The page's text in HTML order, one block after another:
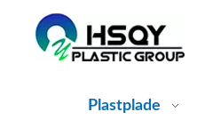
Plastplade